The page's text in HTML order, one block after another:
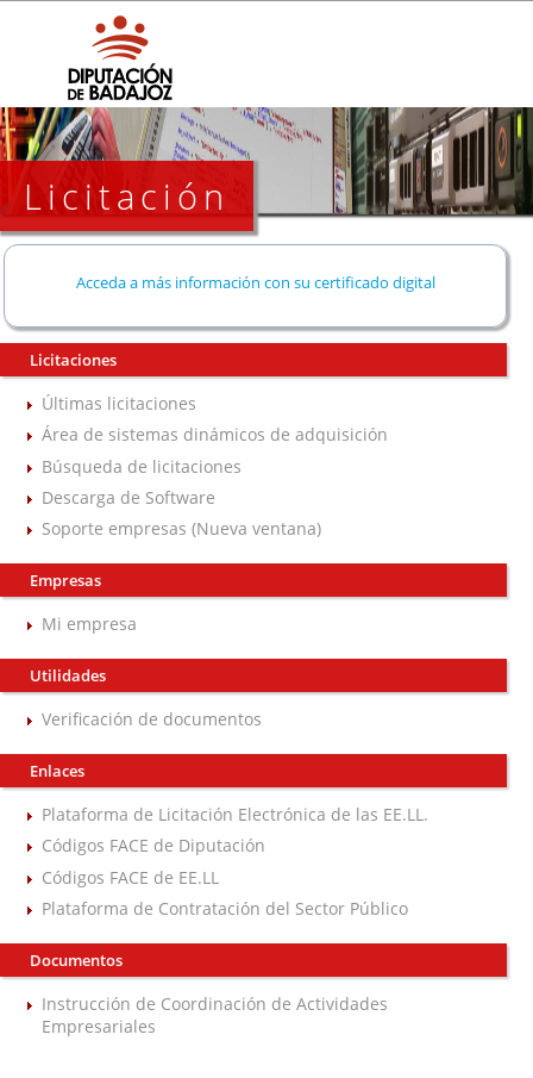
Licitación
Acceda a más información con su certificado digital
Licitaciones
Últimas licitaciones
Área de sistemas dinámicos de adquisición
Búsqueda de licitaciones
Descarga de Software
Soporte empresas (Nueva ventana)
Empresas
Mi empresa
Utilidades
Verificación de documentos
Enlaces
Plataforma de Licitación Electrónica de las EE.LL.
Códigos FACE de Diputación
Códigos FACE de EE.LL
Plataforma de Contratación del Sector Público
Documentos
Instrucción de Coordinación de Actividades
Empresariales